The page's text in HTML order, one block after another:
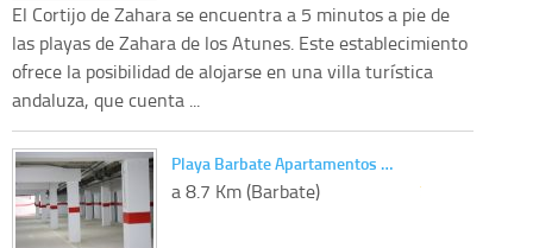
El Cortijo de Zahara se encuentra a 5 minutos a pie de
las playas de Zahara de los Atunes. Este establecimiento
ofrece la posibilidad de alojarse en una villa turística
andaluza, que cuenta ...
Playa Barbate Apartamentos …
a 8.7 Km (Barbate)